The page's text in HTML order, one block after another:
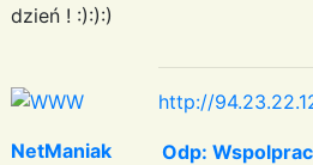
dzień ! :):):)
http://
NetManiak
Odp: